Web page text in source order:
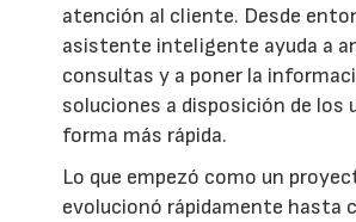
atención al cliente. Desde
asistente inteligente ayuda a
consultas y a poner la
soluciones a disposición de los
forma más rápida.
Lo que empezó como un
evolucionó rápidamente hasta